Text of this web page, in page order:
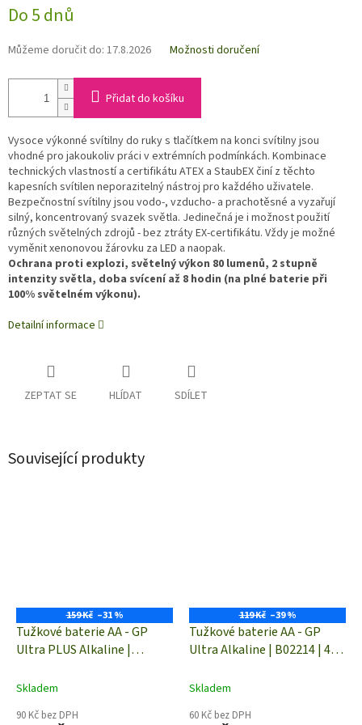
Do 5 dnů
Můžeme doručit do: 17.8.2026 Možnosti doručení
Přidat do košíku
Vysoce výkonné svítilny do ruky s tlačítkem na konci svítilny jsou
vhodné pro jakoukoliv práci v extrémních podmínkách. Kombinace
technických vlastností a certifikátu ATEX a StaubEX činí z těchto
kapesních svítilen neporazitelný nástroj pro každého uživatele.
Bezpečnostní svítilny jsou vodo-, vzducho- a prachotěsné a vyzařují
silný, koncentrovaný svazek světla. Jedinečná je i možnost použití
různých světelných zdrojů - bez ztráty EX-certifikátu. Vždy je možné
vyměnit xenonovou žárovku za LED a naopak.
Ochrana proti explozi, světelný výkon 80 lumenů, 2 stupně
intenzity světla, doba svícení až 8 hodin (na plné baterie při
100% světelném výkonu).
Detailní informace
ZEPTAT SE HLÍDAT SDÍLET
Související produkty
159 Kč –31 %
Tužkové baterie AA - GP
Ultra PLUS Alkaline |
Skladem
90 Kč bez DPH
119 Kč –39 %
Tužkové baterie AA - GP
Ultra Alkaline | B02214 | 4
Skladem
60 Kč bez DPH